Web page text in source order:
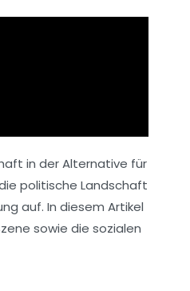
in der Alternative für
politische Landschaft
auf. In diesem Artikel
sowie die sozialen